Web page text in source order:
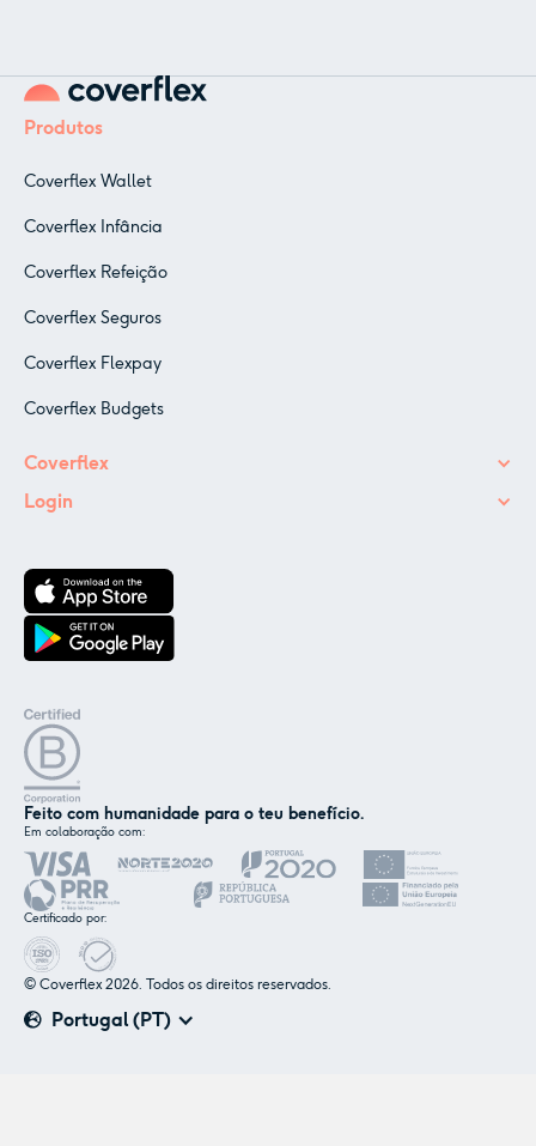
Produtos
Coverflex Wallet
Coverflex Infância
Coverflex Refeição
Coverflex Seguros
Coverflex Flexpay
Coverflex Budgets
Coverflex
Login
Feito com humanidade para o teu benefício.
Em colaboração com:
Certificado por:
Portugal (PT)
© Coverflex 2026. Todos os direitos reservados.